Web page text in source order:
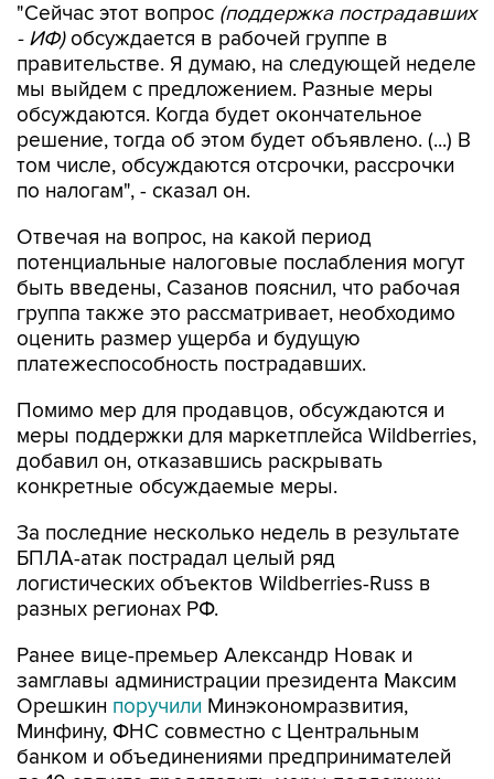
"Сейчас этот вопрос (поддержка пострадавших
- ИФ)обсуждается в рабочей группе в
правительстве. Я думаю, на следующей неделе
мы выйдем с предложением. Разные меры
обсуждаются. Когда будет окончательное
решение, тогда об этом будет объявлено. (...) В
том числе, обсуждаются отсрочки, рассрочки
по налогам", - сказал он.
Отвечая на вопрос, на какой период
потенциальные налоговые послабления могут
быть введены, Сазанов пояснил, что рабочая
группа также это рассматривает, необходимо
оценить размер ущерба и будущую
платежеспособность пострадавших.
Помимо мер для продавцов, обсуждаются и
меры поддержки для маркетплейса Wildberries,
добавил он, отказавшись раскрывать
конкретные обсуждаемые меры.
За последние несколько недель в результате
БПЛА-атак пострадал целый ряд
логистических объектов Wildberries-Russ в
разных регионах РФ.
Ранее вице-премьер Александр Новак и
замглавы администрации президента Максим
Орешкин поручили Минэкономразвития,
Минфину, ФНС совместно с Центральным
банком и объединениями предпринимателей